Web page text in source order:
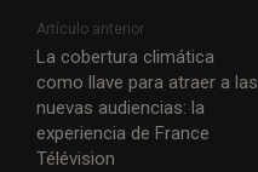
Artículo anterior
La cobertura climática
como llave para atraer a las
nuevas audiencias: la
experiencia de France
Télévision